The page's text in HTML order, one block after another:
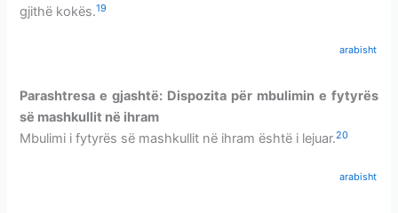
gjithë kokës.19
arabisht
Parashtresa e gjashtë: Dispozita për mbulimin e fytyrës
së mashkullit në ihram
Mbulimi i fytyrës së mashkullit në ihram është i lejuar.20
arabisht